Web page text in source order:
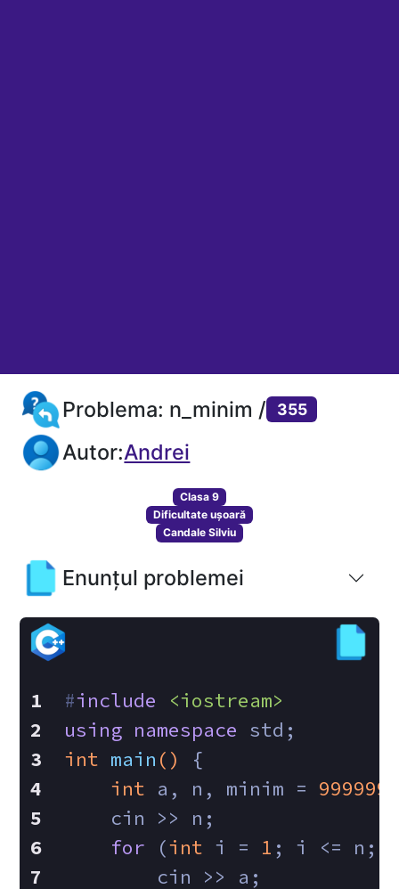
Problema: n_minim / 355
Autor:Andrei
Clasa 9
Dificultate ușoară
Candale Silviu
Enunțul problemei
#include
<iostream>
using namespace std;
int main ()
{
int a, n, minim =
    cin >> n;
for (int i = 1 ; i <= n;
        cin >> a;